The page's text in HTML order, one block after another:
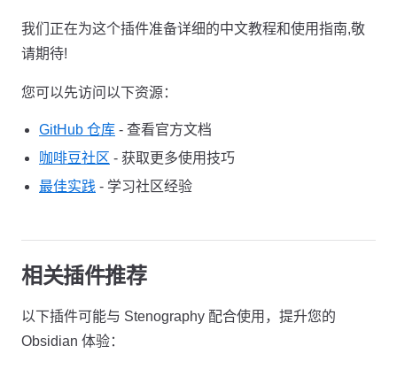
我们正在为这个插件准备详细的中文教程和使用指南,敬
请期待!
您可以先访问以下资源：
GitHub 仓库 - 查看官方文档
咖啡豆社区 - 获取更多使用技巧
最佳实践 - 学习社区经验
相关插件推荐
以下插件可能与 Stenography 配合使用，提升您的
Obsidian 体验：